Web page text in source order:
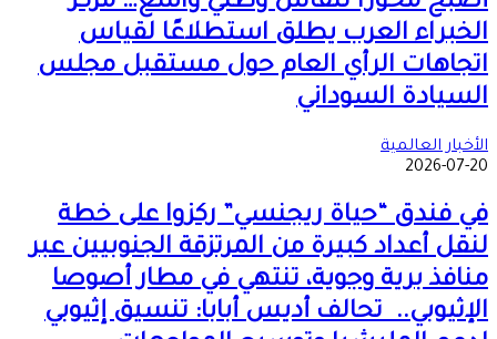
الخبراء العرب يطلق استطلاعًا لقياس
اتجاهات الرأي العام حول مستقبل مجلس
السيادة السوداني
الأخبار العالمية
2026-07-20
في فندق “حياة ريجنسي” ركزوا على خطة
لنقل أعداد كبيرة من المرتزقة الجنوبيين عبر
منافذ برية وجوية، تنتهي في مطار أصوصا
الإثيوبي.. تحالف أديس أبابا: تنسيق إثيوبي